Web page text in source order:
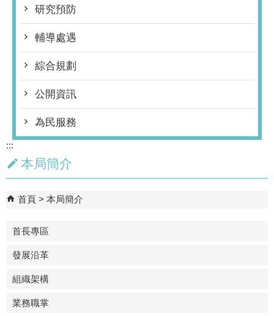
研究預防
輔導處遇
綜合規劃
公開資訊
為民服務
:::
本局簡介
首頁 本局簡介
首長專區
發展沿革
組織架構
業務職掌